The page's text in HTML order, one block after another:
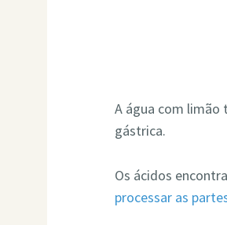
A água com limão
gástrica.
Os ácidos
processar as